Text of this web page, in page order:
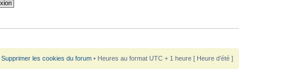
Supprimer les cookies du forum• Heures au format UTC + 1 heure [ Heure d’été ]